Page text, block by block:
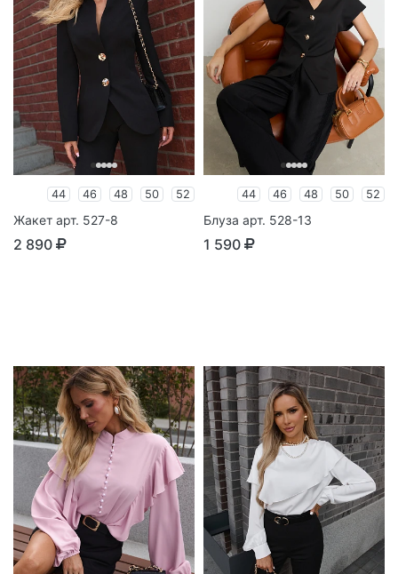
44 46 48 50 52
Жакет арт. 527-8
2 890
44 46 48 50 52
Блуза арт. 528-13
1 590